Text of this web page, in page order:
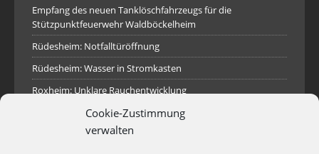
Cookie-Zustimmung
verwalten
Empfang des neuen Tanklöschfahrzeugs für die
Stützpunktfeuerwehr Waldböckelheim
Rüdesheim: Notfalltüröffnung
Rüdesheim: Wasser in Stromkasten
Roxheim: Unklare Rauchentwicklung
Sprendlingen: Überörtliche Hilfe bei Industriebrand in
Sprendlingen